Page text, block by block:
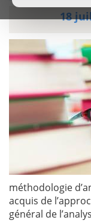
18
méthodologie
acquis de
général de